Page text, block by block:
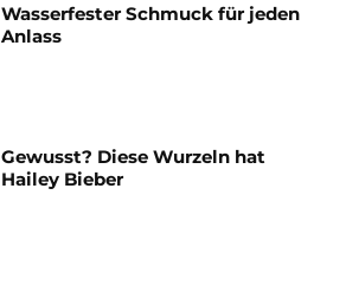
Wasserfester Schmuck für jeden
Anlass
Gewusst? Diese Wurzeln hat
Hailey Bieber